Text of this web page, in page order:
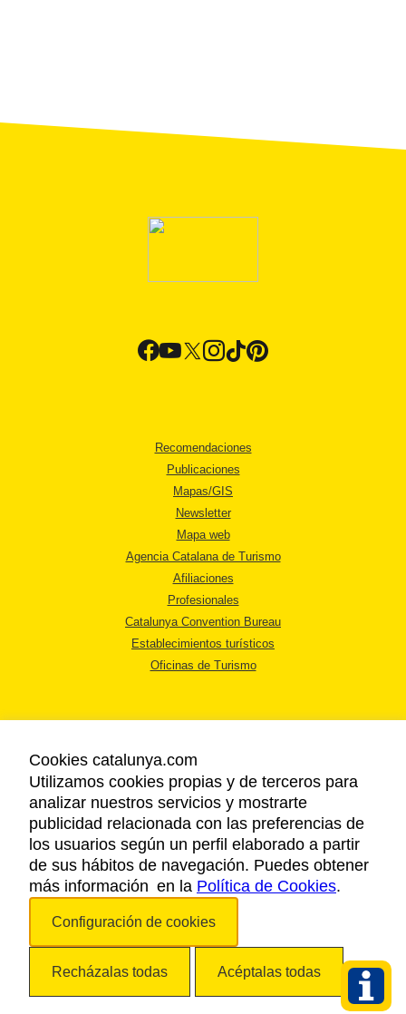
Recomendaciones
Publicaciones
Mapas/GIS
Newsletter
Mapa web
Agencia Catalana de Turismo
Afiliaciones
Profesionales
Catalunya Convention Bureau
Establecimientos turísticos
Oficinas de Turismo
AVISO LEGAL
POLÍTICA DE PRIVACIDAD
COOKIES
ACCESSIBILIDAD
Copyright © 2026. Agencia Catalana de Turismo. Todos los derechos
Cookies catalunya.com
Utilizamos cookies propias y de terceros para
analizar nuestros servicios y mostrarte
publicidad relacionada con las preferencias de
los usuarios según un perfil elaborado a partir
de sus hábitos de navegación. Puedes obtener
más información en la Política de Cookies.
Configuración de cookies
Recházalas todas Acéptalas todas